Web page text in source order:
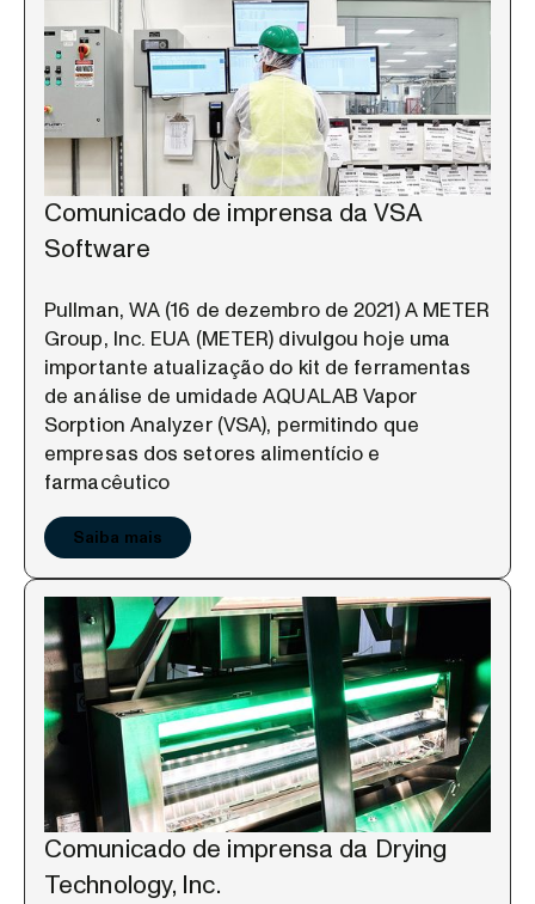
Comunicado de imprensa da VSA
Software
Pullman, WA (16 de dezembro de 2021) A METER
Group, Inc. EUA (METER) divulgou hoje uma
importante atualização do kit de ferramentas
de análise de umidade AQUALAB Vapor
Sorption Analyzer (VSA), permitindo que
empresas dos setores alimentício e
farmacêutico
Saiba mais
Comunicado de imprensa da Drying
Technology, Inc.